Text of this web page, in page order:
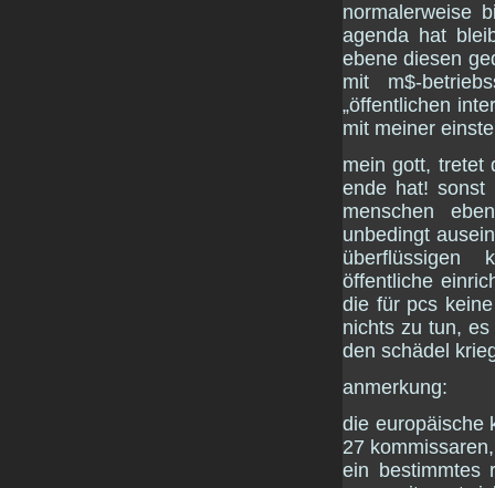
normalerweise
agenda hat
ebene diesen
mit m$-
„öffentlichen
mit meiner
mein gott, tretet
ende hat! sonst
menschen
unbedingt
überflüssigen
öffentliche
die für pcs
nichts zu tun,
den schädel
anmerkung:
die europäische
27
ein bestimmtes